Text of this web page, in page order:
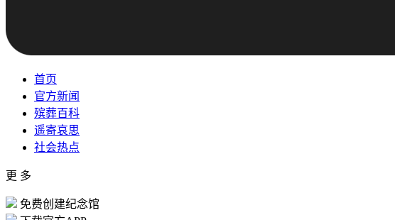
首页
官方新闻
殡葬百科
遥寄哀思
社会热点
更 多
免费创建纪念馆